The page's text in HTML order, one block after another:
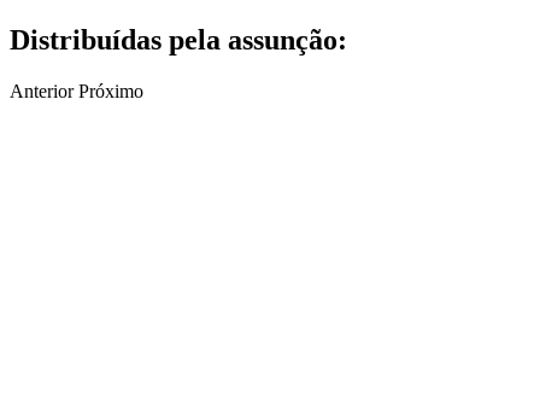
Distribuídas pela assunção:
Anterior Próximo